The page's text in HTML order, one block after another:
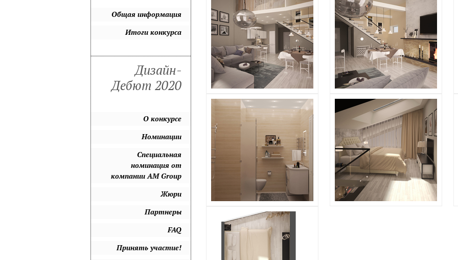
Общая информация
Итоги конкурса
Дизайн-
Дебют 2020
О конкурсе
Номинации
Специальная
номинация от
компании AM Group
Жюри
Партнеры
FAQ
Принять участие!